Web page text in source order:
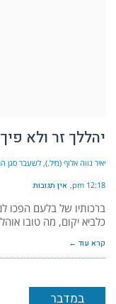
יהללך זר ולא פיך
יאיר נווה אלוף (מיל.), לשעבר סגן
12:18 pm אין תגובות
ברכותיו של בלעם הפכו
כלביא יקום, מה טובו
קרא עוד ←
במדבר